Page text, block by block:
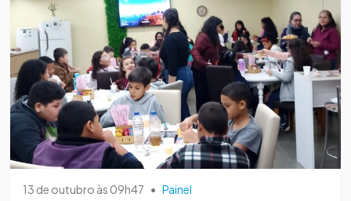
13 de outubro às 09h47 • Painel